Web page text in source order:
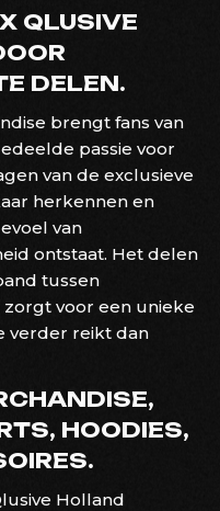
QLUSIVE
DELEN.
brengt fans van
passie voor
van de exclusieve
herkennen en
van
ontstaat. Het delen
tussen
voor een unieke
verder reikt dan
HOODIES,
Holland